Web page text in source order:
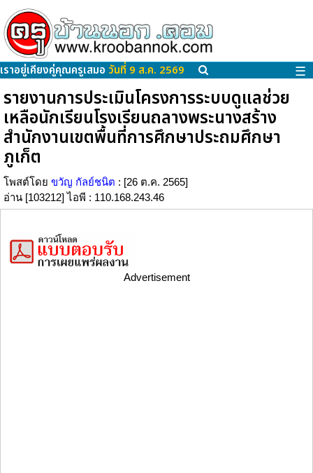
เราอยู่เคียงคู่คุณครูเสมอ วันที่ 9 ส.ค. 2569 ☰
รายงานการประเมินโครงการระบบดูแลช่วย
เหลือนักเรียนโรงเรียนถลางพระนางสร้าง
สำนักงานเขตพื้นที่การศึกษาประถมศึกษา
ภูเก็ต
โพสต์โดย ขวัญ กัลย์ชนิต : [26 ต.ค. 2565]
อ่าน [103212] ไอพี : 110.168.243.46
Advertisement